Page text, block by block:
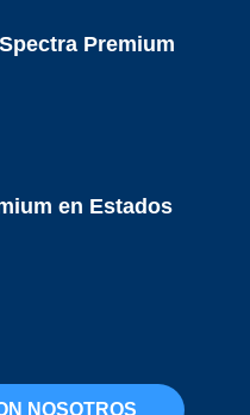
Premium
en Estados
NOSOTROS